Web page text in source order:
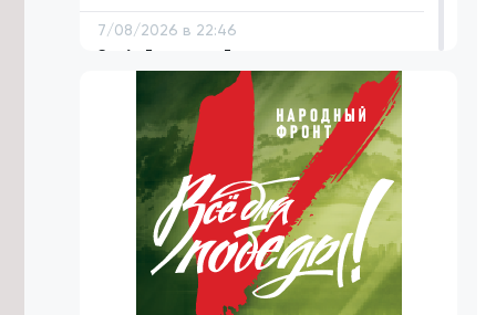
7/08/2026 в 22:46
Забайкальский строительно-
промышленный форум пройдет 8
7/08/2026 в 21:18
Осипов поблагодарил Президента
РФ и полпреда ДФО за поддержку
Забайкалья
7/08/2026 в 20:13
Забайкалье покажут в программе
«Неизвестные маршруты России»
на федеральном телеканале